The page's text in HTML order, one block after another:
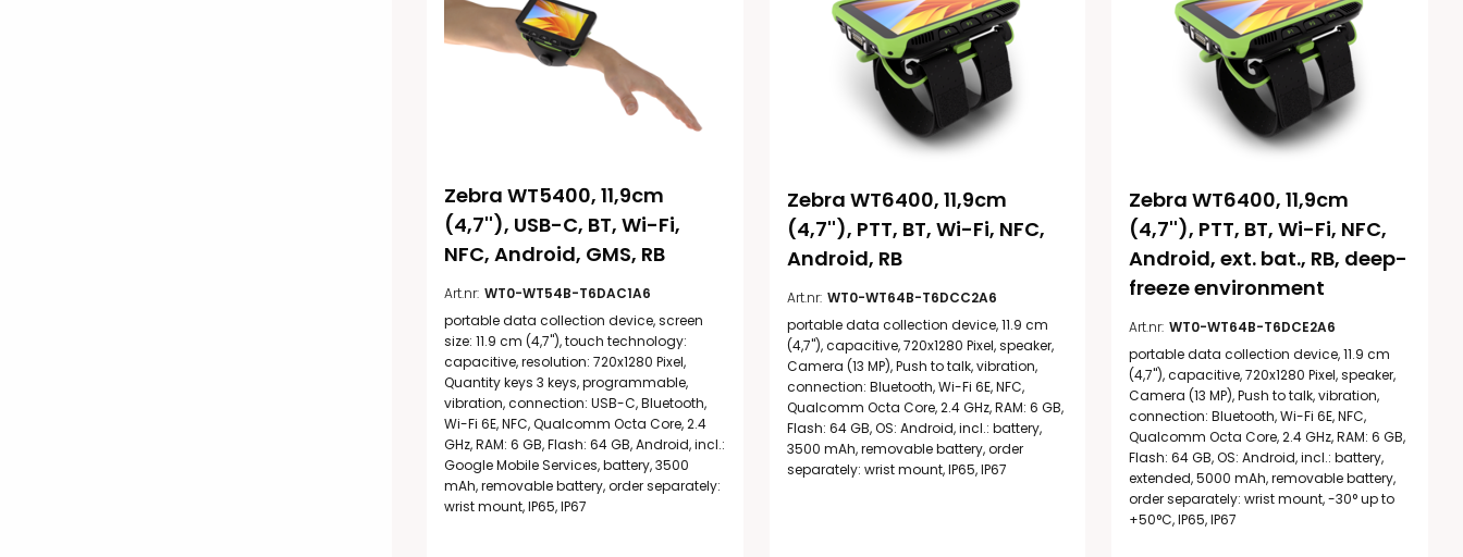
Zebra WT5400, 11,9cm
(4,7''), USB-C, BT, Wi-Fi,
NFC, Android, GMS, RB
Art.nr: WT0-WT54B-T6DAC1A6
portable data collection device, screen
size: 11.9 cm (4,7''), touch technology:
capacitive, resolution: 720x1280 Pixel,
Quantity keys 3 keys, programmable,
vibration, connection: USB-C, Bluetooth,
Wi-Fi 6E, NFC, Qualcomm Octa Core, 2.4
GHz, RAM: 6 GB, Flash: 64 GB, Android, incl.:
Google Mobile Services, battery, 3500
mAh, removable battery, order separately:
wrist mount, IP65, IP67
Zebra WT6400, 11,9cm
(4,7''), PTT, BT, Wi-Fi, NFC,
Android, RB
Art.nr: WT0-WT64B-T6DCC2A6
portable data collection device, 11.9 cm
(4,7''), capacitive, 720x1280 Pixel, speaker,
Camera (13 MP), Push to talk, vibration,
connection: Bluetooth, Wi-Fi 6E, NFC,
Qualcomm Octa Core, 2.4 GHz, RAM: 6 GB,
Flash: 64 GB, OS: Android, incl.: battery,
3500 mAh, removable battery, order
separately: wrist mount, IP65, IP67
Zebra WT6400, 11,9cm
(4,7''), PTT, BT, Wi-Fi, NFC,
Android, ext. bat., RB, deep-
freeze environment
Art.nr: WT0-WT64B-T6DCE2A6
portable data collection device, 11.9 cm
(4,7''), capacitive, 720x1280 Pixel, speaker,
Camera (13 MP), Push to talk, vibration,
connection: Bluetooth, Wi-Fi 6E, NFC,
Qualcomm Octa Core, 2.4 GHz, RAM: 6 GB,
Flash: 64 GB, OS: Android, incl.: battery,
extended, 5000 mAh, removable battery,
order separately: wrist mount, -30° up to
+50°C, IP65, IP67